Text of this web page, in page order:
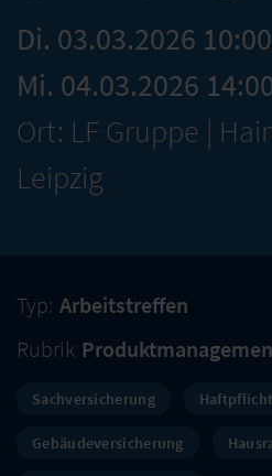
Di. 03.03.2026
Mi. 04.03.2026
Ort: LF Gruppe |
Leipzig
Typ: Arbeitstreffen
Rubrik
Sachversicherung
Gebäudeversicherung